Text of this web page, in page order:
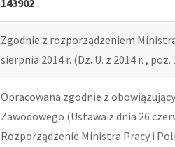
Zgodnie z rozporządzeniem
sierpnia 2014 r. (Dz. U. z 2014 r. , poz.
Opracowana zgodnie z
Zawodowego (Ustawa z dnia 26
Rozporządzenie Ministra Pracy i